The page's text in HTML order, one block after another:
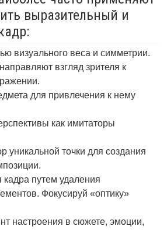
выразительный и
визуального веса и симметрии.
взгляд зрителя к
для привлечения к нему
как имитаторы
уникальной точки для создания
путем удаления
Фокусируй «оптику»
настроения в сюжете, эмоции,